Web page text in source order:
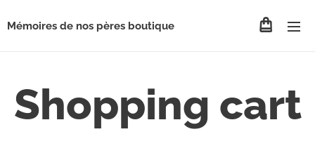
Mémoires de nos pères boutique
Shopping cart